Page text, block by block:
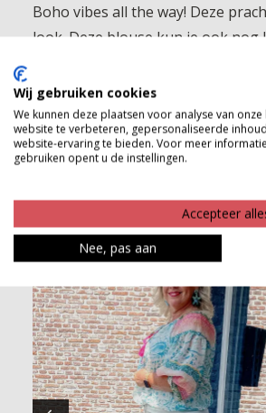
Boho vibes all the way! Deze
look. Deze blouse kun je ook
Betaalinformatie
Wij gebruiken cookies
We kunnen deze plaatsen voor analyse van
website te verbeteren, gepersonaliseerde
website-ervaring te bieden. Voor meer
gebruiken opent u de instellingen.
Accepteer
Nee, pas aan